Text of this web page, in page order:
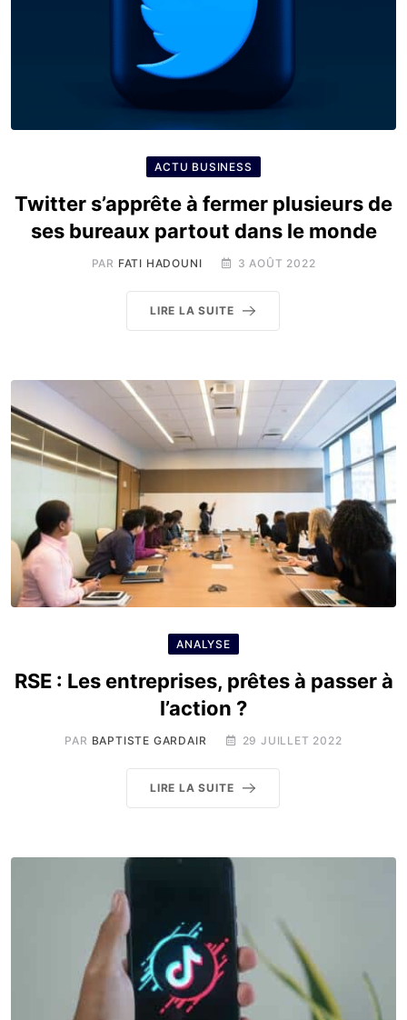
ACTU BUSINESS
Twitter s’apprête à fermer plusieurs de
ses bureaux partout dans le monde
PAR FATI HADOUNI 3 AOÛT 2022
LIRE LA SUITE
ANALYSE
RSE : Les entreprises, prêtes à passer à
l’action ?
PAR BAPTISTE GARDAIR 29 JUILLET 2022
LIRE LA SUITE